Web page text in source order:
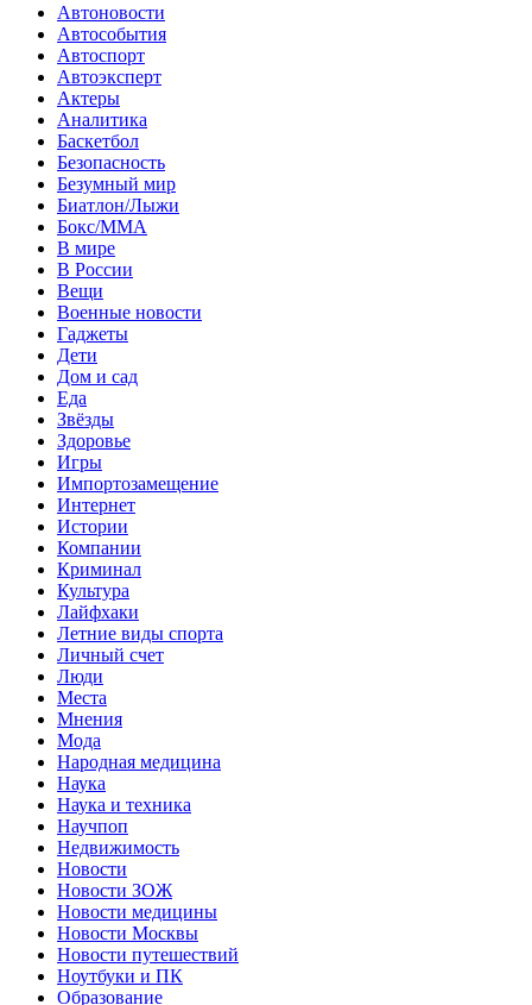
Автоновости
Автособытия
Автоспорт
Автоэксперт
Актеры
Аналитика
Баскетбол
Безопасность
Безумный мир
Биатлон/Лыжи
Бокс/MMA
В мире
В России
Вещи
Военные новости
Гаджеты
Дети
Дом и сад
Еда
Звёзды
Здоровье
Игры
Импортозамещение
Интернет
Истории
Компании
Криминал
Культура
Лайфхаки
Летние виды спорта
Личный счет
Люди
Места
Мнения
Мода
Народная медицина
Наука
Наука и техника
Научпоп
Недвижимость
Новости
Новости ЗОЖ
Новости медицины
Новости Москвы
Новости путешествий
Ноутбуки и ПК
Образование